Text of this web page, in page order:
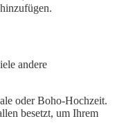
andere
oder Boho-Hochzeit.
besetzt, um Ihrem